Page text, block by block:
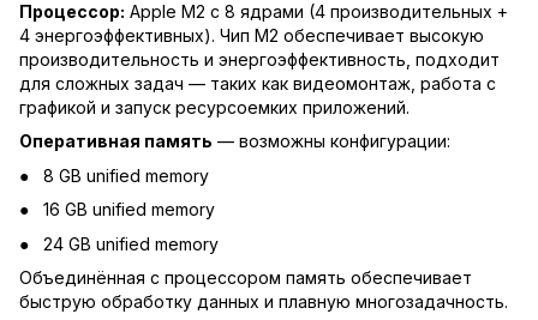
Процессор: Apple M2 с 8 ядрами (4 производительных +
4 энергоэффективных). Чип M2 обеспечивает высокую
производительность и энергоэффективность, подходит
для сложных задач — таких как видеомонтаж, работа с
графикой и запуск ресурсоемких приложений.
Оперативная память — возможны конфигурации:
8 GB unified memory
16 GB unified memory
24 GB unified memory
Объединённая с процессором память обеспечивает
быструю обработку данных и плавную многозадачность.